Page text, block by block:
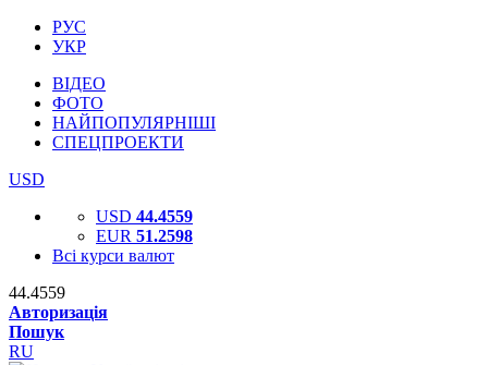
РУС
УКР
ВІДЕО
ФОТО
НАЙПОПУЛЯРНІШІ
СПЕЦПРОЕКТИ
USD
USD 44.4559
EUR 51.2598
Всі курси валют
44.4559
Авторизація
Пошук
RU